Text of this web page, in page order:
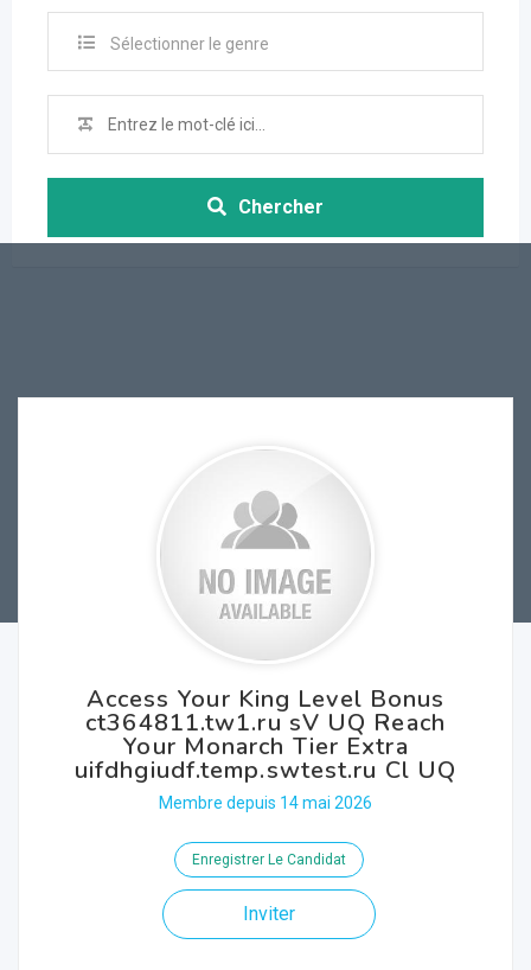
Sélectionner le genre
Chercher
Access Your King Level Bonus
ct364811.tw1.ru sV UQ Reach
Your Monarch Tier Extra
uifdhgiudf.temp.swtest.ru Cl UQ
Membre depuis 14 mai 2026
Enregistrer Le Candidat
Inviter